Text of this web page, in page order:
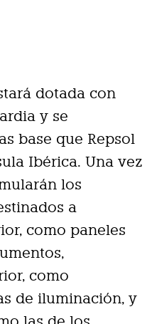
dotada con
y se
base que Repsol
Ibérica. Una vez
los
a
como paneles
como
de iluminación, y